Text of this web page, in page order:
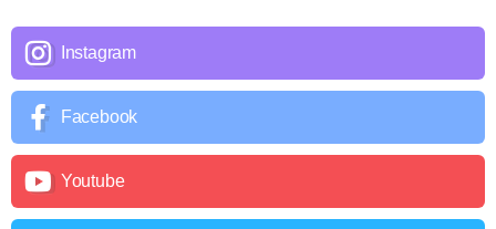
Instagram
Facebook
Youtube